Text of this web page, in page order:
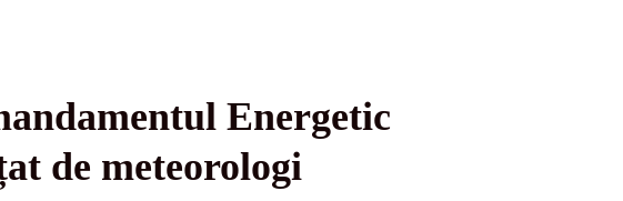
Energetic
de meteorologi